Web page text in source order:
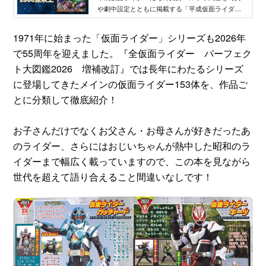
や劇中設定とともに掲載する「平成仮面ライダー
1971年に始まった「仮面ライダー」シリーズも2026年
で55周年を迎えました。『全仮面ライダー パーフェク
ト大図鑑2026 増補改訂』では長年にわたるシリーズ
に登場してきたメインの仮面ライダー153体を、作品ご
とに分類して徹底紹介！
お子さんだけでなくお父さん・お母さんが好きだったあ
のライダー、さらにはおじいちゃんが熱中した昭和のラ
イダーまで幅広く載っていますので、この本を見ながら
世代を超えて語り合えること間違いなしです！